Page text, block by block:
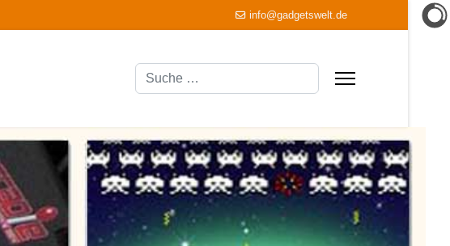
info@gadgetswelt.de
Suchen